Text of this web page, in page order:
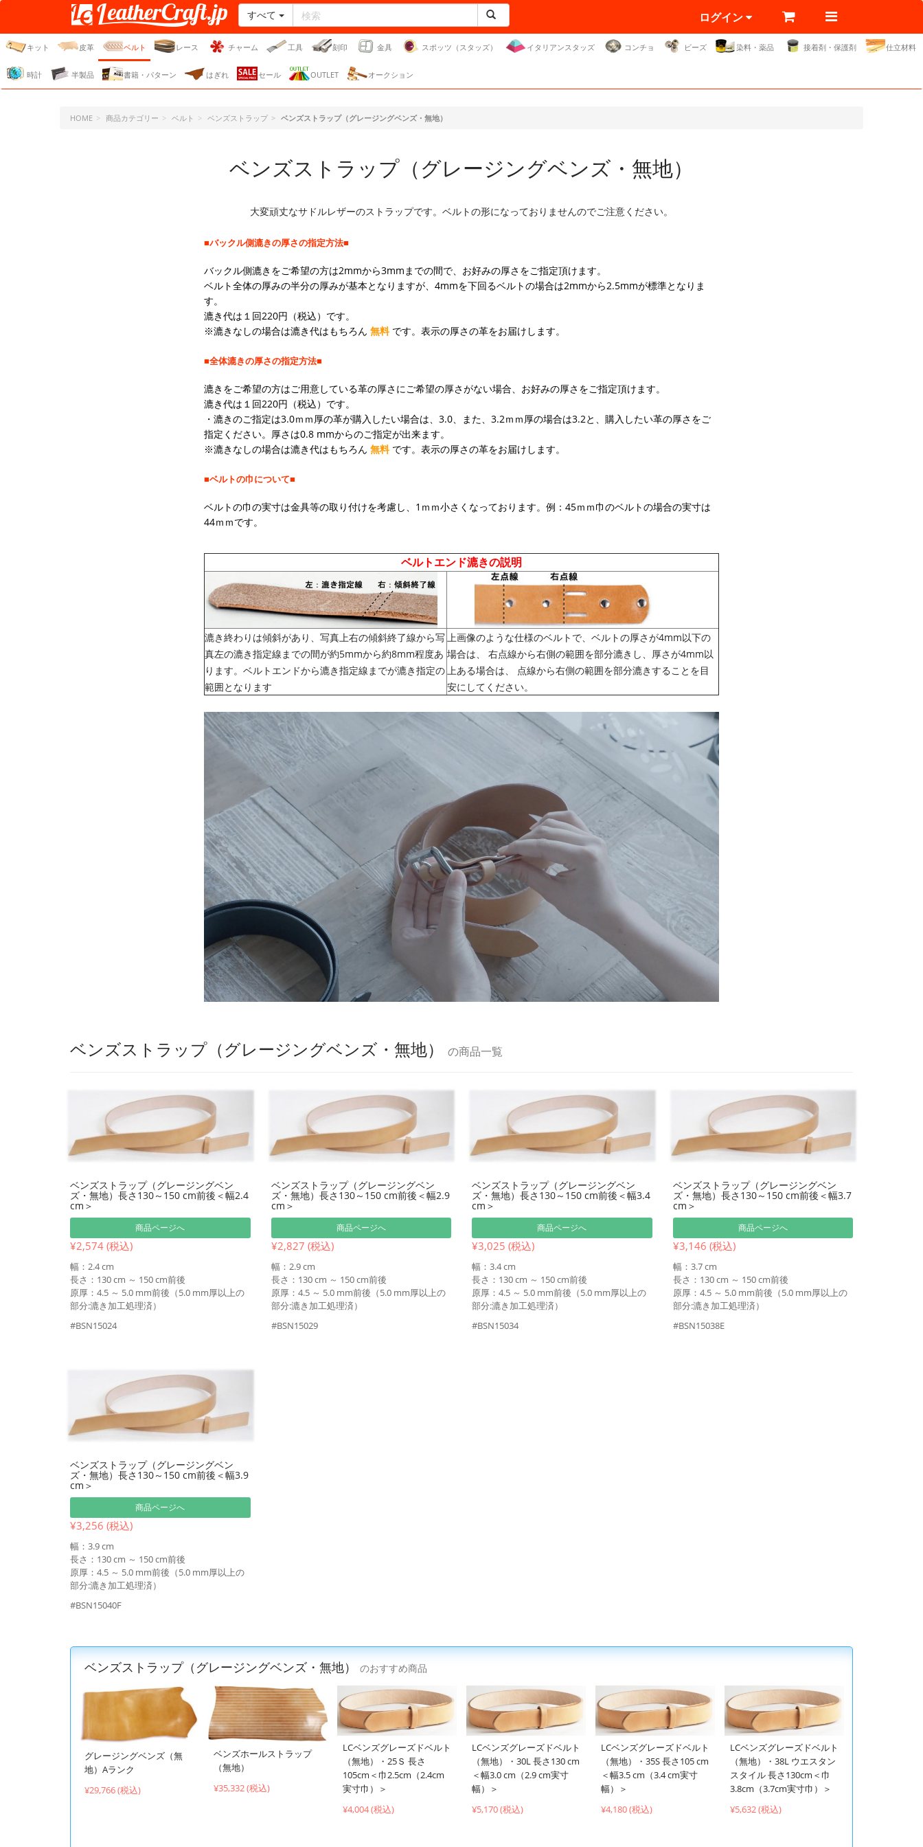
レザークラフト・ドット・
ジェーピー
すべて ログイン
キット 皮革 ベルト レース チャーム 工具 刻印 金具 スポッツ（スタッズ） イタリアンスタッズ コンチョ ビーズ 染料・薬品 接着剤・保護剤 仕立材料
時計 半製品 書籍・パターン はぎれ セール OUTLET オークション
HOME 商品カテゴリー ベルト ベンズストラップ ベンズストラップ（グレージングベンズ・無地）
ベンズストラップ（グレージングベンズ・無地）
大変頑丈なサドルレザーのストラップです。ベルトの形になっておりませんのでご注意ください。
■バックル側漉きの厚さの指定方法■
バックル側漉きをご希望の方は2mmから3mmまでの間で、お好みの厚さをご指定頂けます。
ベルト全体の厚みの半分の厚みが基本となりますが、4mmを下回るベルトの場合は2mmから2.5mmが標準となりま
す。
漉き代は１回220円（税込）です。
※漉きなしの場合は漉き代はもちろん 無料 です。表示の厚さの革をお届けします。
■全体漉きの厚さの指定方法■
漉きをご希望の方はご用意している革の厚さにご希望の厚さがない場合、お好みの厚さをご指定頂けます。
漉き代は１回220円（税込）です。
・漉きのご指定は3.0ｍｍ厚の革が購入したい場合は、3.0、また、3.2ｍｍ厚の場合は3.2と、購入したい革の厚さをご
指定ください。厚さは0.8 mmからのご指定が出来ます。
※漉きなしの場合は漉き代はもちろん 無料 です。表示の厚さの革をお届けします。
■ベルトの巾について■
ベルトの巾の実寸は金具等の取り付けを考慮し、1ｍｍ小さくなっております。例：45ｍｍ巾のベルトの場合の実寸は
44ｍｍです。
ベルトエンド漉きの説明
漉き終わりは傾斜があり、写真上右の傾斜終了線から写
真左の漉き指定線までの間が約5mmから約8mm程度あ
ります。ベルトエンドから漉き指定線までが漉き指定の
範囲となります
上画像のような仕様のベルトで、ベルトの厚さが4mm以下の
場合は、 右点線から右側の範囲を部分漉きし、厚さが4mm以
上ある場合は、 点線から右側の範囲を部分漉きすることを目
安にしてください。
ベンズストラップ（グレージングベンズ・無地） の商品一覧
ベンズストラップ（グレージングベン
ズ・無地）長さ130～150 cm前後＜幅2.4
cm＞
商品ページへ
¥2,574 (税込)
幅：2.4 cm
長さ：130 cm ～ 150 cm前後
原厚：4.5 ～ 5.0 mm前後（5.0 mm厚以上の
部分:漉き加工処理済）
#BSN15024
ベンズストラップ（グレージングベン
ズ・無地）長さ130～150 cm前後＜幅2.9
cm＞
商品ページへ
¥2,827 (税込)
幅：2.9 cm
長さ：130 cm ～ 150 cm前後
原厚：4.5 ～ 5.0 mm前後（5.0 mm厚以上の
部分:漉き加工処理済）
#BSN15029
ベンズストラップ（グレージングベン
ズ・無地）長さ130～150 cm前後＜幅3.4
cm＞
商品ページへ
¥3,025 (税込)
幅：3.4 cm
長さ：130 cm ～ 150 cm前後
原厚：4.5 ～ 5.0 mm前後（5.0 mm厚以上の
部分:漉き加工処理済）
#BSN15034
ベンズストラップ（グレージングベン
ズ・無地）長さ130～150 cm前後＜幅3.7
cm＞
商品ページへ
¥3,146 (税込)
幅：3.7 cm
長さ：130 cm ～ 150 cm前後
原厚：4.5 ～ 5.0 mm前後（5.0 mm厚以上の
部分:漉き加工処理済）
#BSN15038E
ベンズストラップ（グレージングベン
ズ・無地）長さ130～150 cm前後＜幅3.9
cm＞
商品ページへ
¥3,256 (税込)
幅：3.9 cm
長さ：130 cm ～ 150 cm前後
原厚：4.5 ～ 5.0 mm前後（5.0 mm厚以上の
部分:漉き加工処理済）
#BSN15040F
ベンズストラップ（グレージングベンズ・無地） のおすすめ商品
グレージングベンズ（無
地）Aランク
¥29,766 (税込)
ベンズホールストラップ
（無地）
¥35,332 (税込)
LCベンズグレーズドベルト
（無地）・25Ｓ 長さ
105cm＜巾2.5cm（2.4cm
実寸巾）＞
¥4,004 (税込)
LCベンズグレーズドベルト
（無地）・30L 長さ130 cm
＜幅3.0 cm（2.9 cm実寸
幅）＞
¥5,170 (税込)
LCベンズグレーズドベルト
（無地）・35S 長さ105 cm
＜幅3.5 cm（3.4 cm実寸
幅）＞
¥4,180 (税込)
LCベンズグレーズドベルト
（無地）・38L ウエスタン
スタイル 長さ130cm＜巾
3.8cm（3.7cm実寸巾）＞
¥5,632 (税込)